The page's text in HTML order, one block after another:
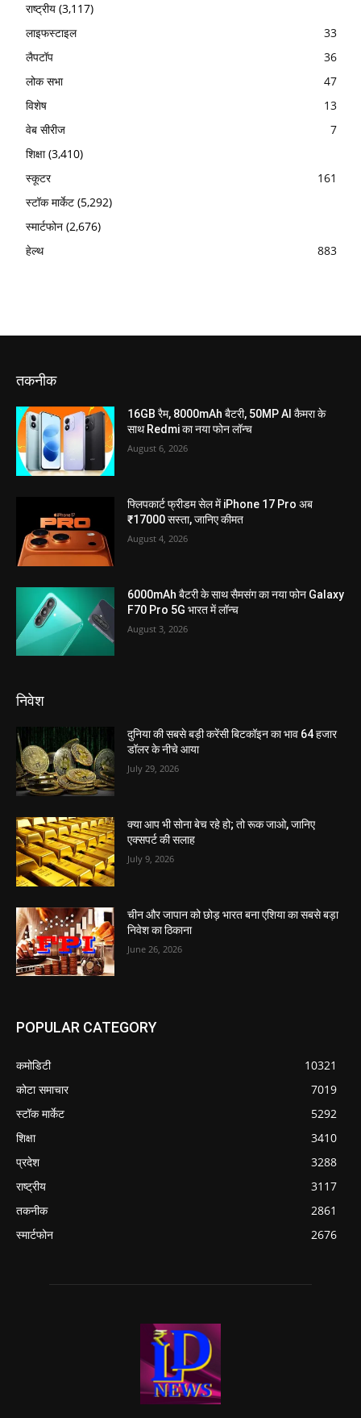
राष्ट्रीय (3,117)
लाइफस्टाइल
33
लैपटॉप
36
लोक सभा
47
विशेष
13
वेब सीरीज
7
शिक्षा(3,410)
स्कूटर
161
स्टॉक मार्केट (5,292)
स्मार्टफोन (2,676)
हेल्थ
883
तकनीक
16GB रैम, 8000mAh बैटरी, 50MP AI कैमरा के
साथ Redmi का नया फोन लॉन्च
August 6, 2026
फ्लिपकार्ट फ्रीडम सेल में iPhone 17 Pro अब
₹17000 सस्ता, जानिए कीमत
August 4, 2026
6000mAh बैटरी के साथ सैमसंग का नया फोन Galaxy
F70 Pro 5G भारत में लॉन्च
August 3, 2026
निवेश
दुनिया की सबसे बड़ी करेंसी बिटकॉइन का भाव 64 हजार
डॉलर के नीचे आया
July 29, 2026
क्या आप भी सोना बेच रहे हो; तो रूक जाओ, जानिए
एक्सपर्ट की सलाह
July 9, 2026
चीन और जापान को छोड़ भारत बना एशिया का सबसे बड़ा
निवेश का ठिकाना
June 26, 2026
POPULAR CATEGORY
कमोडिटी
10321
कोटा समाचार
7019
स्टॉक मार्केट
5292
शिक्षा
3410
प्रदेश
3288
राष्ट्रीय
3117
तकनीक
2861
स्मार्टफोन
2676